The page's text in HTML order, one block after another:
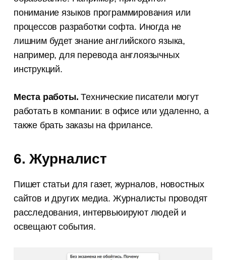
понимание языков программирования или
процессов разработки софта. Иногда не
лишним будет знание английского языка,
например, для перевода англоязычных
инструкций.
Места работы. Технические писатели могут
работать в компании: в офисе или удаленно, а
также брать заказы на фрилансе.
6. Журналист
Пишет статьи для газет, журналов, новостных
сайтов и других медиа. Журналисты проводят
расследования, интервьюируют людей и
освещают события.